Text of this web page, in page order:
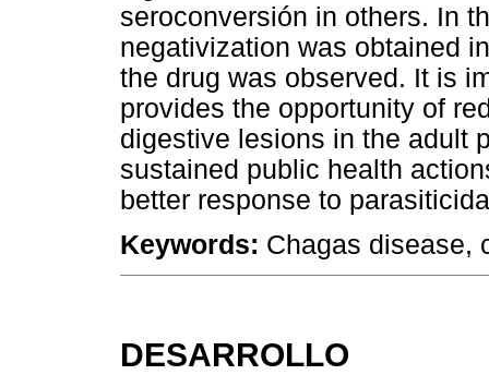
seroconversión in others. In
negativization was obtained
the drug was observed. It is
provides the opportunity of
digestive lesions in the adult
sustained public health
better response to
Keywords: Chagas disease,
DESARROLLO